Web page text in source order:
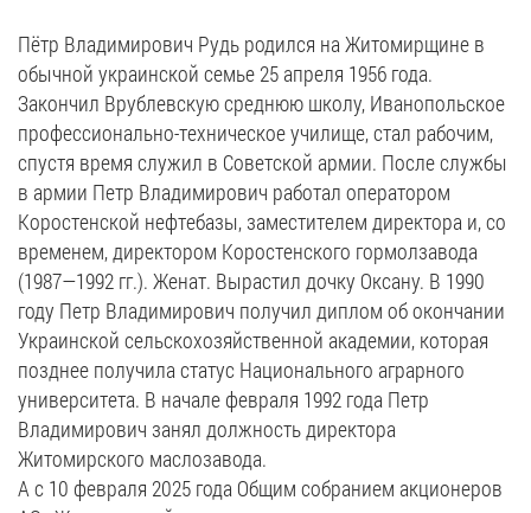
ПОТРЕБИТЕЛЯМ
АКЦИИ
ПРЕСС-ЦЕНТР
ХОРЕКА
Тендерные закупки
Контакты
Вакансии
ЗАКАЗАТЬ ПРОДУКЦИЮ «РУДЬ»:
СТАТЬ ПАРТНЕРОМ
Пётр Владимирович Рудь родился на Житомирщине в
обычной украинской семье 25 апреля 1956 года.
Закончил Врублевскую среднюю школу, Иванопольское
профессионально-техническое училище, стал рабочим,
спустя время служил в Советской армии. После службы
в армии Петр Владимирович работал оператором
Коростенской нефтебазы, заместителем директора и, со
временем, директором Коростенского гормолзавода
(1987—1992 гг.). Женат. Вырастил дочку Оксану. В 1990
году Петр Владимирович получил диплом об окончании
Украинской сельскохозяйственной академии, которая
позднее получила статус Национального аграрного
университета. В начале февраля 1992 года Петр
Владимирович занял должность директора
Житомирского маслозавода.
А с 10 февраля 2025 года Общим собранием акционеров